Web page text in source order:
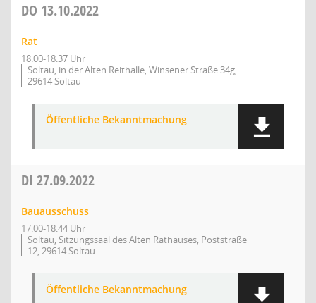
DO 13.10.2022
Rat
18:00-18:37 Uhr
Soltau, in der Alten Reithalle, Winsener Straße 34g,
29614 Soltau
Öffentliche Bekanntmachung
DI 27.09.2022
Bauausschuss
17:00-18:44 Uhr
Soltau, Sitzungssaal des Alten Rathauses, Poststraße
12, 29614 Soltau
Öffentliche Bekanntmachung